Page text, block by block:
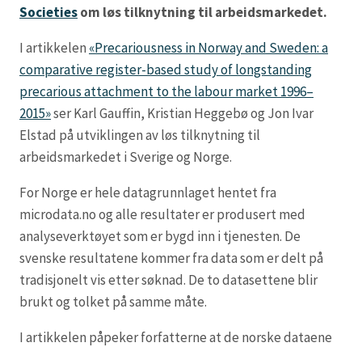
Societiesom løs tilknytning til arbeidsmarkedet.
I artikkelen «Precariousness in Norway and Sweden: a
comparative register-based study of longstanding
precarious attachment to the labour market 1996–
2015»ser Karl Gauffin, Kristian Heggebø og Jon Ivar
Elstad på utviklingen av løs tilknytning til
arbeidsmarkedet i Sverige og Norge.
For Norge er hele datagrunnlaget hentet fra
microdata.no og alle resultater er produsert med
analyseverktøyet som er bygd inn i tjenesten. De
svenske resultatene kommer fra data som er delt på
tradisjonelt vis etter søknad. De to datasettene blir
brukt og tolket på samme måte.
I artikkelen påpeker forfatterne at de norske dataene